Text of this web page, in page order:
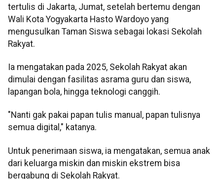
tertulis di Jakarta, Jumat, setelah bertemu dengan
Wali Kota Yogyakarta Hasto Wardoyo yang
mengusulkan Taman Siswa sebagai lokasi Sekolah
Rakyat.
Ia mengatakan pada 2025, Sekolah Rakyat akan
dimulai dengan fasilitas asrama guru dan siswa,
lapangan bola, hingga teknologi canggih.
"Nanti gak pakai papan tulis manual, papan tulisnya
semua digital," katanya.
Untuk penerimaan siswa, ia mengatakan, semua anak
dari keluarga miskin dan miskin ekstrem bisa
bergabung di Sekolah Rakyat.